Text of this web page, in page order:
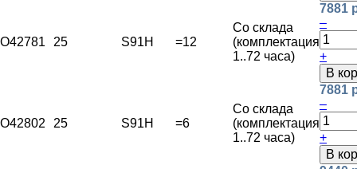
O42781 25 S91H =12
Со склада
(комплектация
1..72 часа)
7881
–
+
В
O42802 25 S91H =6
Со склада
(комплектация
1..72 часа)
7881
–
+
В